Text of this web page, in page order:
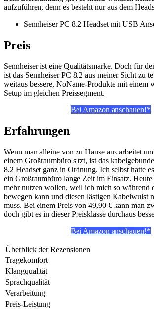
aufzuführen, denn es besteht nur aus dem
Sennheiser PC 8.2 Headset mit USB
Preis
Sennheiser ist eine Qualitätsmarke. Doch für
ist das Sennheiser PC 8.2 aus meiner Sicht zu
weitaus bessere, NoName-Produkte mit einem
Setup im gleichen Preissegment.
Bei Amazon anschauen!*
Erfahrungen
Wenn man alleine von zu Hause aus arbeitet
einem Großraumbüro sitzt, ist das
8.2 Headset ganz in Ordnung. Ich selbst hatte
ein Großraumbüro lange Zeit im Einsatz.
mehr nutzen wollen, weil ich mich so während
bewegen kann und diesen lästigen Kabelwulst
muss. Bei einem Preis von 49,90 € kann man
doch gibt es in dieser Preisklasse durchaus
Bei Amazon anschauen!*
Überblick der Rezensionen
Tragekomfort
Klangqualität
Sprachqualität
Verarbeitung
Preis-Leistung